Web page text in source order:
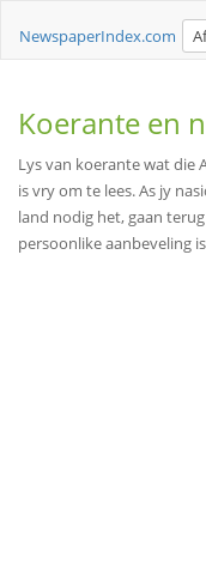
NewspaperIndex.com
Koerante en
Lys van koerante wat die
is vry om te lees. As jy
land nodig het, gaan
persoonlike aanbeveling